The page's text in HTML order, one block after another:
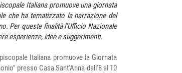
Italiana promuove una giornata
che ha tematizzato la narrazione del
Per queste finalità l'Ufficio Nazionale
esperienze, idee e suggerimenti.
Italiana promuove la Giornata
presso Casa Sant'Anna dall'8 al 10